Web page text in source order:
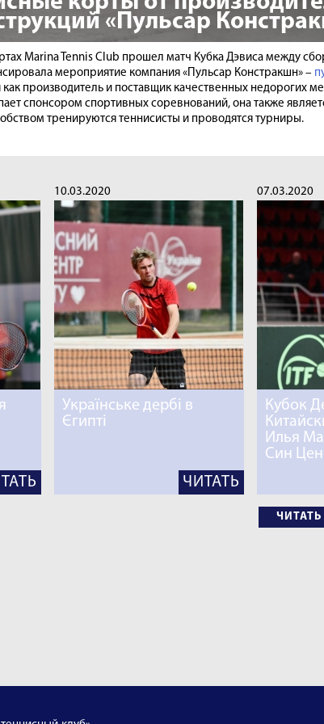
«Пульсар
Marina Tennis Club прошел матч Кубка Дэвиса между
мероприятие компания «Пульсар Констракшн» –
как производитель и поставщик качественных недорогих
спонсором спортивных соревнований, она также
тренируются теннисисты и проводятся турниры.
10.03.2020
Українське дербі в
Єгипті
ЧИТАТЬ
07.03.2020
Кубок
Илья
Син